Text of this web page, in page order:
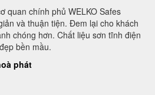
quan chính phủ WELKO Safes
và thuận tiện. Đem lại cho khách
chóng hơn. Chất liệu sơn tĩnh điện
bền mầu.
phát